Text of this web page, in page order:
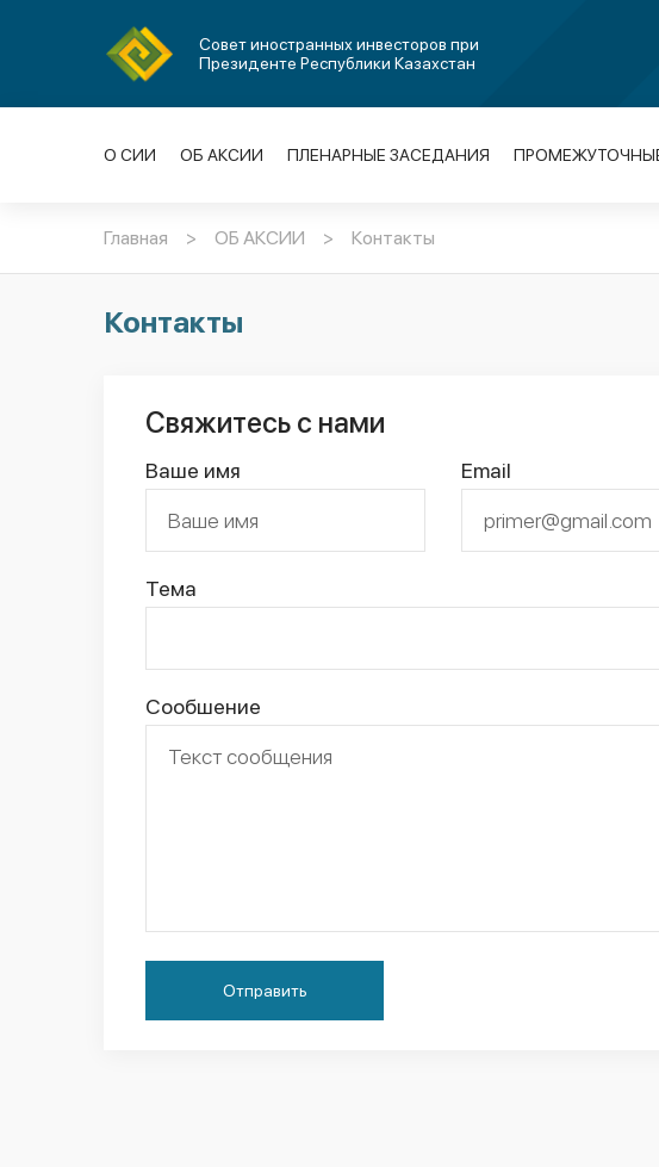
Совет иностранных инвесторов при
Президенте Республики Казахстан
О СИИ ОБ АКСИИ ПЛЕНАРНЫЕ ЗАСЕДАНИЯ
Главная > ОБ АКСИИ > Контакты
Контакты
Свяжитесь с нами
Ваше имя Email
Тема
Сообшение
Отправить